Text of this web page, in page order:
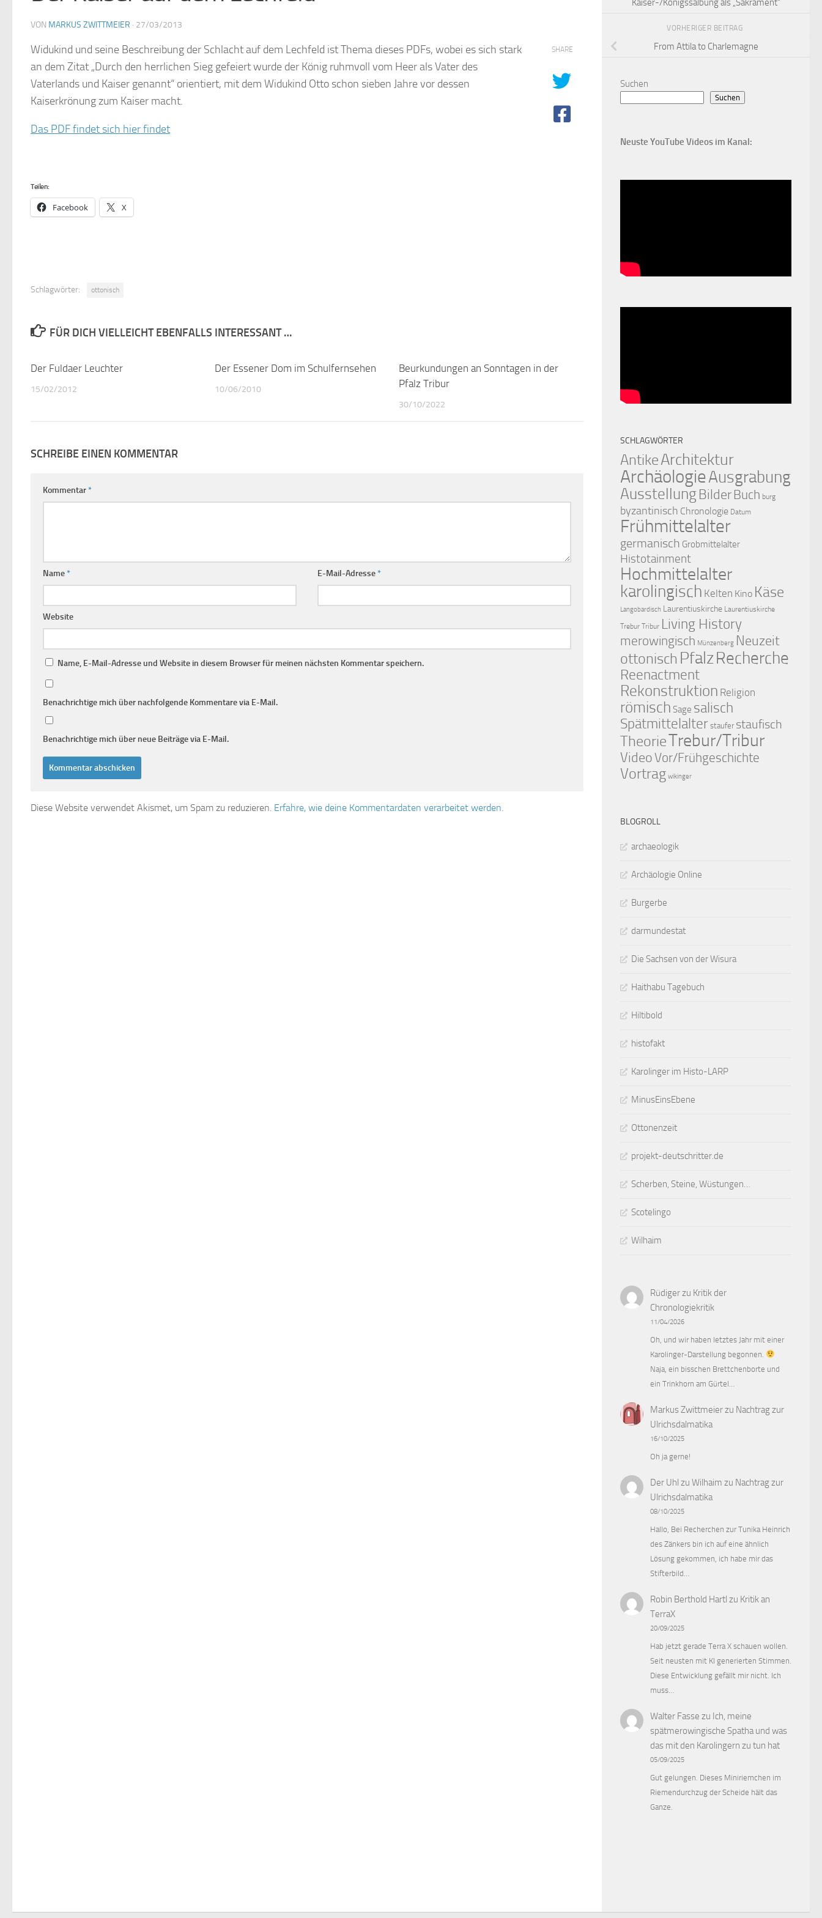
VON MARKUS ZWITTMEIER · 27/03/2013
Widukind und seine Beschreibung der Schlacht auf dem Lechfeld ist Thema dieses PDFs, wobei es sich stark
an dem Zitat „Durch den herrlichen Sieg gefeiert wurde der König ruhmvoll vom Heer als Vater des
Vaterlands und Kaiser genannt“ orientiert, mit dem Widukind Otto schon sieben Jahre vor dessen
Kaiserkrönung zum Kaiser macht.
Das PDF findet sich hier findet
Teilen:
Facebook X
SHARE
Schlagwörter: ottonisch
FÜR DICH VIELLEICHT EBENFALLS INTERESSANT …
Der Fuldaer Leuchter
15/02/2012
Der Essener Dom im Schulfernsehen
10/06/2010
Beurkundungen an Sonntagen in der
Pfalz Tribur
30/10/2022
SCHREIBE EINEN KOMMENTAR
Kommentar*
Name* E-Mail-Adresse*
Website
Name, E-Mail-Adresse und Website in diesem Browser für meinen nächsten Kommentar speichern.
Benachrichtige mich über nachfolgende Kommentare via E-Mail.
Benachrichtige mich über neue Beiträge via E-Mail.
Diese Website verwendet Akismet, um Spam zu reduzieren. Erfahre, wie deine Kommentardaten verarbeitet werden.
Kaiser-/Königssalbung als „Sakrament“
VORHERIGER BEITRAG
From Attila to Charlemagne
Suchen
Suchen
Neuste YouTube Videos im Kanal:
SCHLAGWÖRTER
AntikeArchitektur
ArchäologieAusgrabung
AusstellungBilder Buch burg
byzantinisch Chronologie Datum
Frühmittelalter
germanisch Grobmittelalter
Histotainment
Hochmittelalter
karolingisch Kelten Kino Käse
Langobardisch Laurentiuskirche Laurentiuskirche
Trebur Tribur Living History
merowingisch Münzenberg Neuzeit
ottonisch PfalzRecherche
Reenactment
Rekonstruktion Religion
römisch Sage salisch
Spätmittelalter staufer staufisch
TheorieTrebur/Tribur
VideoVor/Frühgeschichte
Vortrag wikinger
BLOGROLL
archaeologik
Archäologie Online
Burgerbe
darmundestat
Die Sachsen von der Wisura
Haithabu Tagebuch
Hiltibold
histofakt
Karolinger im Histo-LARP
MinusEinsEbene
Ottonenzeit
projekt-deutschritter.de
Scherben, Steine, Wüstungen…
Scotelingo
Wilhaim
Rüdigerzu Kritik der
Chronologiekritik
11/04/2026
Oh, und wir haben letztes Jahr mit einer
Karolinger-Darstellung begonnen.
Naja, ein bisschen Brettchenborte und
ein Trinkhorn am Gürtel…
Markus Zwittmeierzu Nachtrag zur
Ulrichsdalmatika
16/10/2025
Oh ja gerne!
Der Uhl zu Wilhaim zu Nachtrag zur
Ulrichsdalmatika
08/10/2025
Hallo, Bei Recherchen zur Tunika Heinrich
des Zänkers bin ich auf eine ähnlich
Lösung gekommen, ich habe mir das
Stifterbild…
Robin Berthold Hartl zu Kritik an
TerraX
20/09/2025
Hab jetzt gerade Terra X schauen wollen.
Seit neusten mit KI generierten Stimmen.
Diese Entwicklung gefällt mir nicht. Ich
muss…
Walter Fasse zu Ich, meine
spätmerowingische Spatha und was
das mit den Karolingern zu tun hat
05/09/2025
Gut gelungen. Dieses Miniriemchen im
Riemendurchzug der Scheide hält das
Ganze.